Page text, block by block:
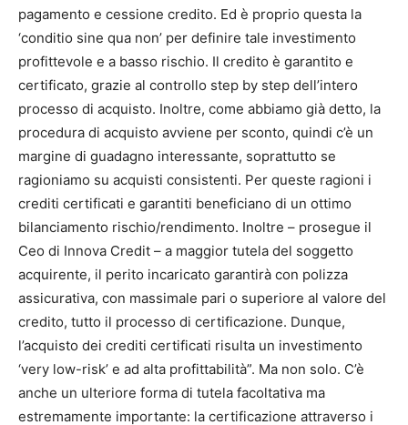
pagamento e cessione credito. Ed è proprio questa la
‘conditio sine qua non’ per definire tale investimento
profittevole e a basso rischio. Il credito è garantito e
certificato, grazie al controllo step by step dell’intero
processo di acquisto. Inoltre, come abbiamo già detto, la
procedura di acquisto avviene per sconto, quindi c’è un
margine di guadagno interessante, soprattutto se
ragioniamo su acquisti consistenti. Per queste ragioni i
crediti certificati e garantiti beneficiano di un ottimo
bilanciamento rischio/rendimento. Inoltre – prosegue il
Ceo di Innova Credit – a maggior tutela del soggetto
acquirente, il perito incaricato garantirà con polizza
assicurativa, con massimale pari o superiore al valore del
credito, tutto il processo di certificazione. Dunque,
l’acquisto dei crediti certificati risulta un investimento
‘very low-risk’ e ad alta profittabilità”. Ma non solo. C’è
anche un ulteriore forma di tutela facoltativa ma
estremamente importante: la certificazione attraverso i